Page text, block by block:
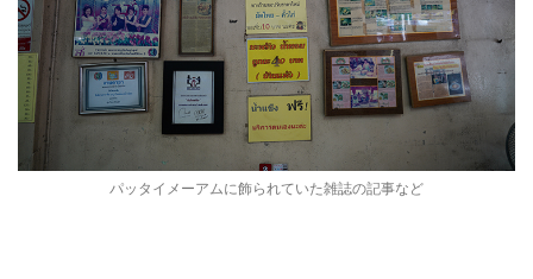
パッタイメーアムに飾られていた雑誌の記事など